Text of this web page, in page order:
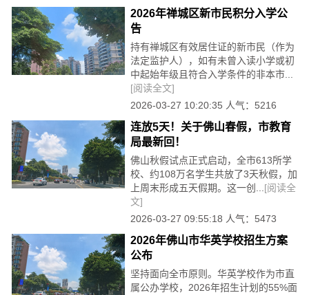
2026年禅城区新市民积分入学公
告
持有禅城区有效居住证的新市民（作为
法定监护人），如有未曾入读小学或初
中起始年级且符合入学条件的非本市...
[阅读全文]
2026-03-27 10:20:35 人气：5216
连放5天！关于佛山春假，市教育
局最新回！
佛山秋假试点正式启动，全市613所学
校、约108万名学生共放了3天秋假，加
上周末形成五天假期。这一创... [阅读全
文]
2026-03-27 09:55:18 人气：5473
2026年佛山市华英学校招生方案
公布
坚持面向全市原则。华英学校作为市直
属公办学校，2026年招生计划的55%面